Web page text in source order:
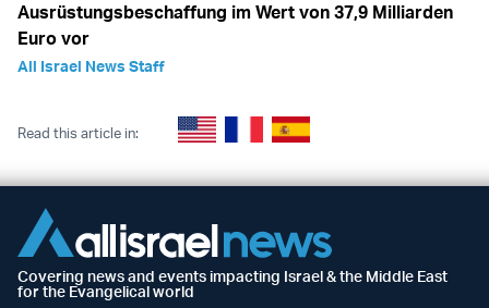
Ausrüstungsbeschaffung im Wert von 37,9 Milliarden
Euro vor
All Israel News Staff
Read this article in:
Covering news and events impacting Israel & the Middle East
for the Evangelical world